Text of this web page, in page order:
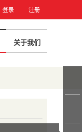
登录 注册
关于我们